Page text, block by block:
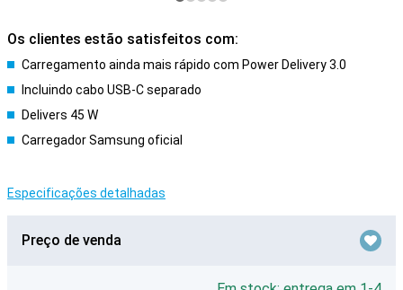
Os clientes estão satisfeitos com:
Carregamento ainda mais rápido com Power Delivery 3.0
Incluindo cabo USB-C separado
Delivers 45 W
Carregador Samsung oficial
Especificações detalhadas
Preço de venda